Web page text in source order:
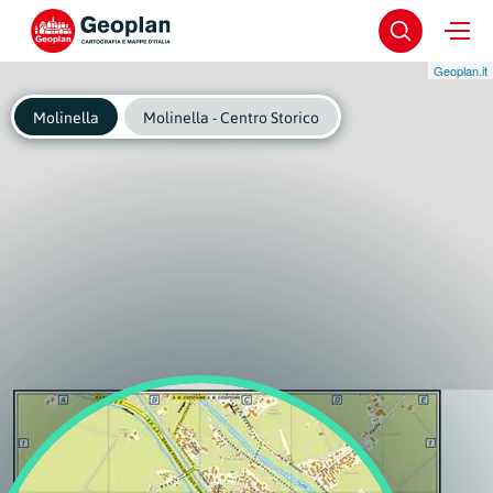
Geoplan.it
Molinella Molinella - Centro Storico